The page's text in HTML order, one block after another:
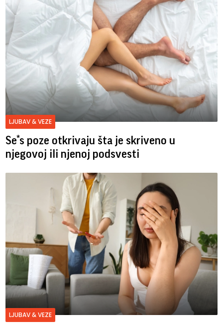
LJUBAV & VEZE
Se*s poze otkrivaju šta je skriveno u
njegovoj ili njenoj podsvesti
LJUBAV & VEZE